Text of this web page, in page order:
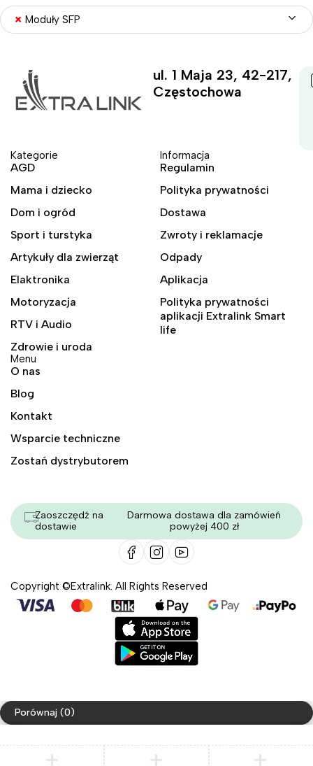
× Moduły SFP
ul. 1 Maja 23, 42-217,
Częstochowa
Kategorie
AGD
Mama i dziecko
Dom i ogród
Sport i turstyka
Artykuły dla zwierząt
Elaktronika
Motoryzacja
RTV i Audio
Zdrowie i uroda
Informacja
Regulamin
Polityka prywatności
Dostawa
Zwroty i reklamacje
Odpady
Aplikacja
Polityka prywatności
aplikacji Extralink Smart
life
Menu
O nas
Blog
Kontakt
Wsparcie techniczne
Zostań dystrybutorem
Zaoszczędź na
dostawie
Darmowa dostawa dla zamówień
powyżej 400 zł
Copyright ©Extralink. All Rights Reserved
Porównaj (0)